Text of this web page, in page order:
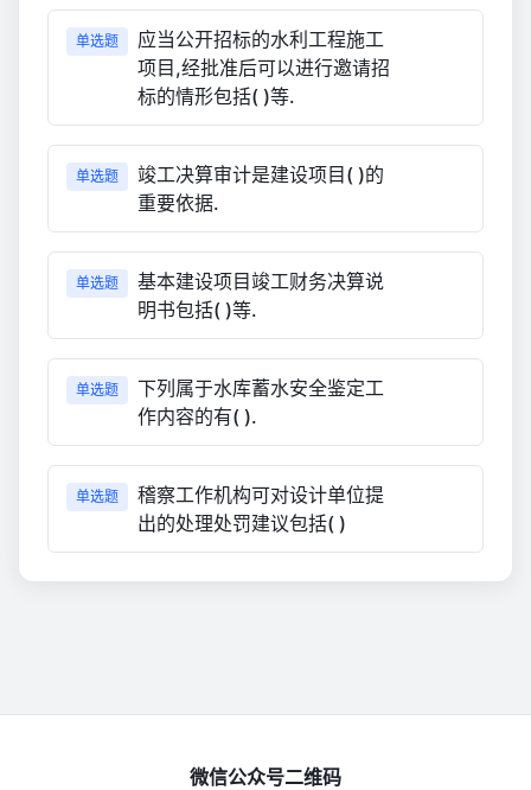
单选题
应当公开招标的水利工程施工
项目,经批准后可以进行邀请招
标的情形包括( )等.
单选题
竣工决算审计是建设项目( )的
重要依据.
单选题
基本建设项目竣工财务决算说
明书包括( )等.
单选题
下列属于水库蓄水安全鉴定工
作内容的有( ).
单选题
稽察工作机构可对设计单位提
出的处理处罚建议包括( )
微信公众号二维码